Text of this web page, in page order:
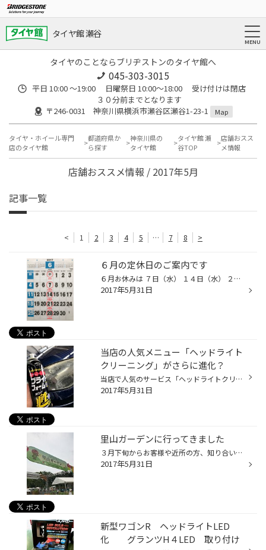
タイヤ館 瀬谷
タイヤのことならブリヂストンのタイヤ館へ
045-303-3015
平日 10:00 ～19:00 日曜祭日 10:00～18:00 受け付けは閉店
３０分前までとなります
〒246-0031 神奈川県横浜市瀬谷区瀬谷1-23-1
Map
タイヤ・ホイール専門
店のタイヤ館
都道府県か
ら探す
神奈川県の
タイヤ館
タイヤ館 瀬
谷TOP
店舗おスス
メ情報
店舗おススメ情報 / 2017年5月
記事一覧
< 1 2 3 4 5 … 7 8 >
６月の定休日のご案内です
６月お休みは ７日（水） １４日（水） ２１日（水） ２８日（水） です。 営業時間は 平日 １０：００～１９：００ （受け付けは閉店３０分前１８：３０まで） 日曜・祝日 １０：００～１８：００ （受け付けは閉店３０分前１７：３０まで） ６月もお客様のご来店をスタッフ一同お待ちしております。
2017年5月31日
当店の人気メニュー「ヘッドライト
クリーニング」がさらに進化？
当店で人気のサービス「ヘッドライトクリーニング」！！ 長年の使用で汚れてしまったり、くすんでしまったヘッドライトを「ブライトフォーム」という専用のクリーナーを使い綺麗に磨き上げるサービスです。 洗車時のカーシャンプーではなかなか落ちないヘッドライトのくすみですが、このクリーナー...
2017年5月31日
里山ガーデンに行ってきました
３月下旬からお客様や近所の方、知り合いとの会話の中でこんなワードが飛び交うようになりました。 「里山ガーデン」！！ とにかくこの「里山ガーデン」が素晴らしい！と皆口々に騒いでいて、「なんのこっちゃ？」といった感じでした。 その後あまりにも気になるので調べてみると、実は３月２５日か...
2017年5月31日
新型ワゴンR ヘッドライトLED
化 グランツH４LED 取り付け